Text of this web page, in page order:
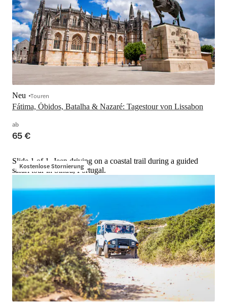
Fátima, Óbidos, Batalha & Nazaré: Tagestour von Lissabon
Neu Touren
ab
65 €
Kostenlose Stornierung
Slide 1 of 1, Jeep driving on a coastal trail during a guided
safari tour in Sintra, Portugal.